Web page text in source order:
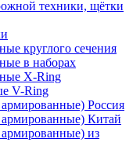
техники, щётки
круглого сечения
в наборах
Х-Ring
V-Ring
Россия
Китай
из